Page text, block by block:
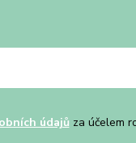
údajů za účelem